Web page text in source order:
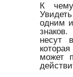
К
одним
несут
может